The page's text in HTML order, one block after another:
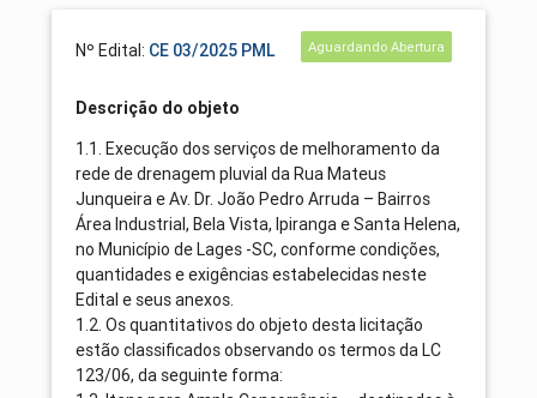
Nº Edital: CE 03/2025 PML Aguardando Abertura
Descrição do objeto
1.1. Execução dos serviços de melhoramento da
rede de drenagem pluvial da Rua Mateus
Junqueira e Av. Dr. João Pedro Arruda – Bairros
Área Industrial, Bela Vista, Ipiranga e Santa Helena,
no Município de Lages -SC, conforme condições,
quantidades e exigências estabelecidas neste
Edital e seus anexos.
1.2. Os quantitativos do objeto desta licitação
estão classificados observando os termos da LC
123/06, da seguinte forma: